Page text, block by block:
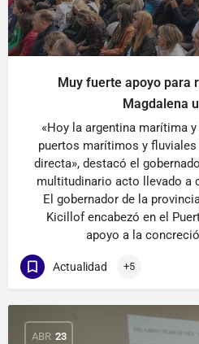
Muy fuerte apoyo para
Magdalena
«Hoy la argentina marítima
puertos marítimos y
directa», destacó el
multitudinario acto llevado a
El gobernador de la
Kicillof encabezó en el
apoyo a la
Actualidad +5
ABR 23